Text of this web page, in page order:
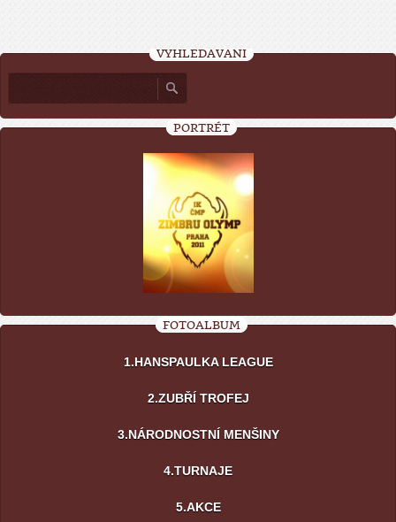
VYHLEDÁVÁNÍ
PORTRÉT
FOTOALBUM
1.HANSPAULKA LEAGUE
2.ZUBŘÍ TROFEJ
3.NÁRODNOSTNÍ MENŠINY
4.TURNAJE
5.AKCE